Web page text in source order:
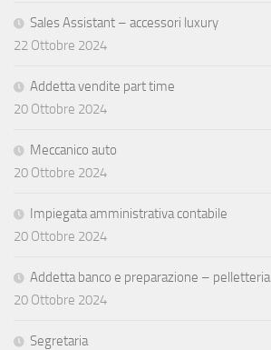
Sales Assistant – accessori luxury
22 Ottobre 2024
Addetta vendite part time
20 Ottobre 2024
Meccanico auto
20 Ottobre 2024
Impiegata amministrativa contabile
20 Ottobre 2024
Addetta banco e preparazione – pelletteria
20 Ottobre 2024
Segretaria